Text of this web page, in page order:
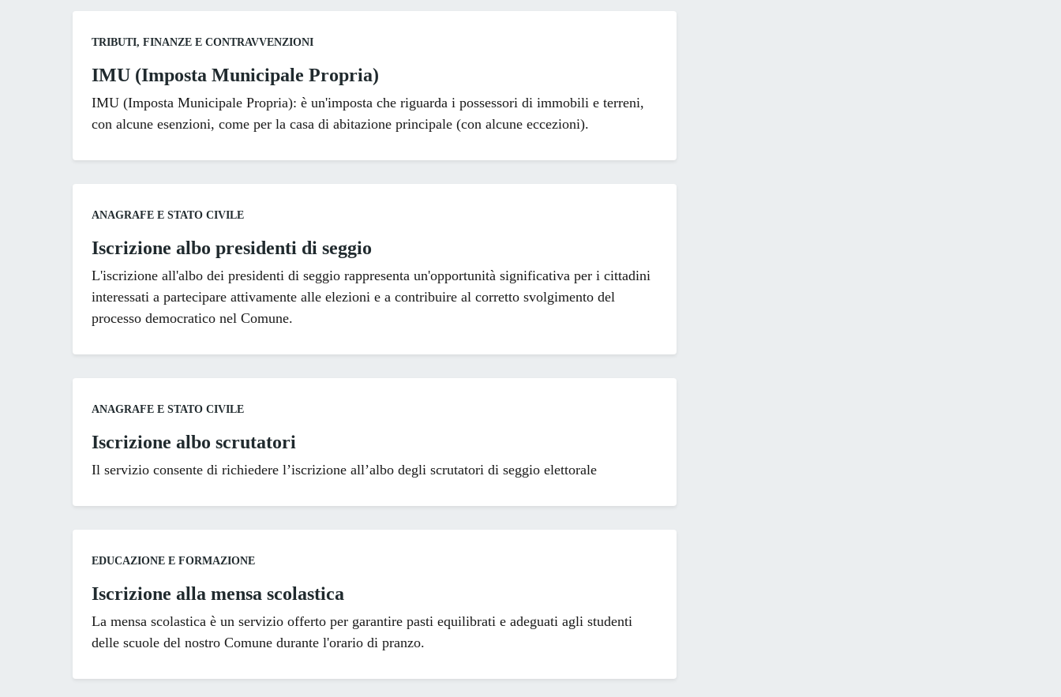
Categoria:
TRIBUTI, FINANZE E CONTRAVVENZIONI
IMU (Imposta Municipale Propria)
IMU (Imposta Municipale Propria): è un'imposta che riguarda i possessori di immobili e terreni,
con alcune esenzioni, come per la casa di abitazione principale (con alcune eccezioni).
Categoria:
ANAGRAFE E STATO CIVILE
Iscrizione albo presidenti di seggio
L'iscrizione all'albo dei presidenti di seggio rappresenta un'opportunità significativa per i cittadini
interessati a partecipare attivamente alle elezioni e a contribuire al corretto svolgimento del
processo democratico nel Comune.
Categoria:
ANAGRAFE E STATO CIVILE
Iscrizione albo scrutatori
Il servizio consente di richiedere l’iscrizione all’albo degli scrutatori di seggio elettorale
Categoria:
EDUCAZIONE E FORMAZIONE
Iscrizione alla mensa scolastica
La mensa scolastica è un servizio offerto per garantire pasti equilibrati e adeguati agli studenti
delle scuole del nostro Comune durante l'orario di pranzo.